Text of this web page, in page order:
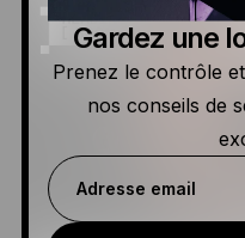
Gardez une
Prenez le contrôle
nos conseils de
Adresse email